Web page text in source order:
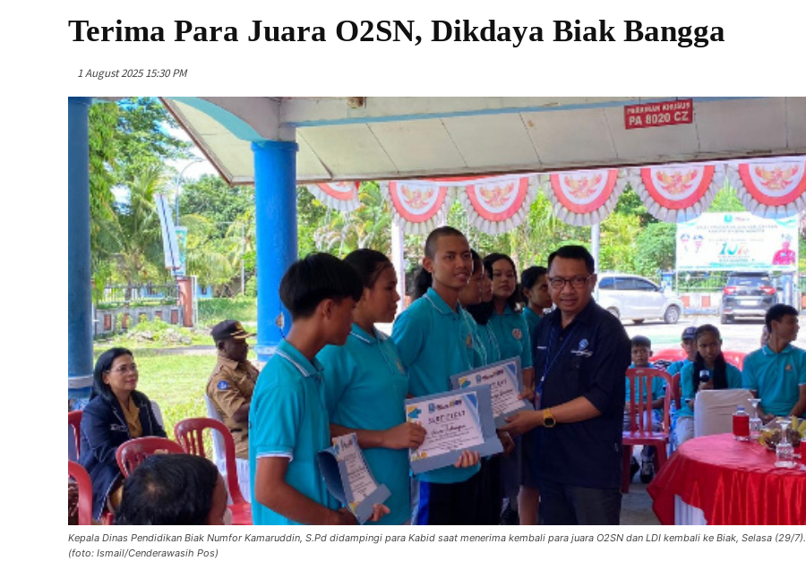
Terima Para Juara O2SN, Dikdaya Biak Bangga
1 August 2025 15:30 PM
Kepala Dinas Pendidikan Biak Numfor Kamaruddin, S.Pd didampingi para Kabid saat menerima kembali para juara O2SN dan LDI kembali ke Biak, Selasa (29/7).
(foto: Ismail/Cenderawasih Pos)